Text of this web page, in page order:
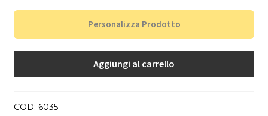
Personalizza Prodotto
Aggiungi al carrello
COD: 6035